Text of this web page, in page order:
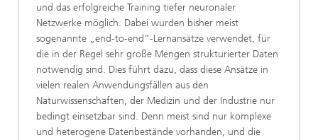
und das erfolgreiche Training tiefer neuronaler
Netzwerke möglich. Dabei wurden bisher meist
sogenannte „end-to-end“-Lernansätze verwendet, für
die in der Regel sehr große Mengen strukturierter Daten
notwendig sind. Dies führt dazu, dass diese Ansätze in
vielen realen Anwendungsfällen aus den
Naturwissenschaften, der Medizin und der Industrie nur
bedingt einsetzbar sind. Denn meist sind nur komplexe
und heterogene Datenbestände vorhanden, und die